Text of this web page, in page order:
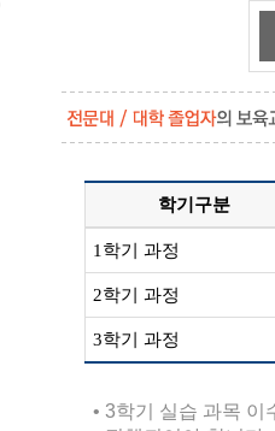
학기구분
1학기 과정
2학기 과정
3학기 과정
• 3학기 실습 과목